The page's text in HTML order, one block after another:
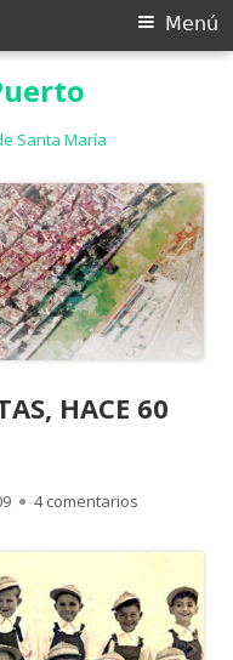
Santa María
Menú
HACE 60
4 comentarios